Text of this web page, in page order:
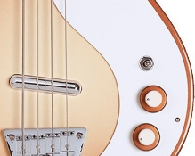
電子ピアノ